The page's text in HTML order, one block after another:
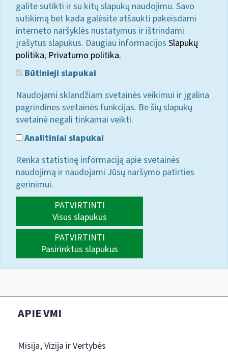
galite sutikti ir su kitų slapukų naudojimu. Savo
sutikimą bet kada galėsite atšaukti pakeisdami
interneto naršyklės nustatymus ir ištrindami
įrašytus slapukus. Daugiau informacijos Slapukų
politika; Privatumo politika.
Būtinieji slapukai
Naudojami sklandžiam svetainės veikimui ir įgalina
pagrindines svetainės funkcijas. Be šių slapukų
svetainė negali tinkamai veikti.
Analitiniai slapukai
Renka statistinę informaciją apie svetainės
naudojimą ir naudojami Jūsų naršymo patirties
gerinimui.
PATVIRTINTI
Visus slapukus
PATVIRTINTI
Pasirinktus slapukus
APIE VMI
Misija, Vizija ir Vertybės